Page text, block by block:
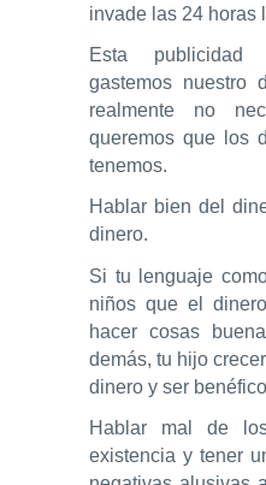
invade las 24 horas
Esta
gastemos nuestro
realmente no
queremos que los
tenemos.
Hablar bien del
dinero.
Si tu lenguaje
niños que el
hacer cosas
demás, tu hijo
dinero y ser
Hablar mal de
existencia y tener